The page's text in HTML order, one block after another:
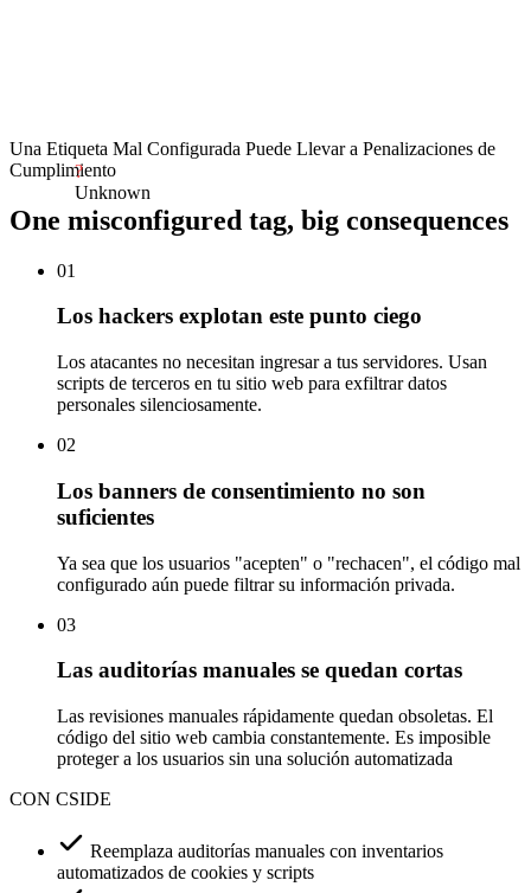
?
Blocked!
Una Etiqueta Mal Configurada Puede Llevar a Penalizaciones de
Cumplimiento
One misconfigured tag, big consequences
01
Los hackers explotan este punto ciego
Los atacantes no necesitan ingresar a tus servidores. Usan
scripts de terceros en tu sitio web para exfiltrar datos
personales silenciosamente.
02
Los banners de consentimiento no son
suficientes
Ya sea que los usuarios "acepten" o "rechacen", el código mal
configurado aún puede filtrar su información privada.
03
Las auditorías manuales se quedan cortas
Las revisiones manuales rápidamente quedan obsoletas. El
código del sitio web cambia constantemente. Es imposible
proteger a los usuarios sin una solución automatizada
CON CSIDE
Reemplaza auditorías manuales con inventarios
automatizados de cookies y scripts